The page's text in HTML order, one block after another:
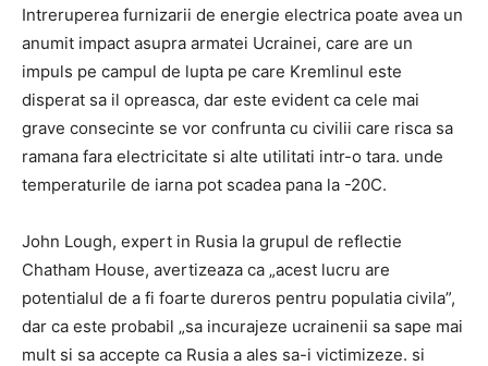
Intreruperea furnizarii de energie electrica poate avea un
anumit impact asupra armatei Ucrainei, care are un
impuls pe campul de lupta pe care Kremlinul este
disperat sa il opreasca, dar este evident ca cele mai
grave consecinte se vor confrunta cu civilii care risca sa
ramana fara electricitate si alte utilitati intr-o tara. unde
temperaturile de iarna pot scadea pana la -20C.
John Lough, expert in Rusia la grupul de reflectie
Chatham House, avertizeaza ca „acest lucru are
potentialul de a fi foarte dureros pentru populatia civila”,
dar ca este probabil „sa incurajeze ucrainenii sa sape mai
mult si sa accepte ca Rusia a ales sa-i victimizeze. si